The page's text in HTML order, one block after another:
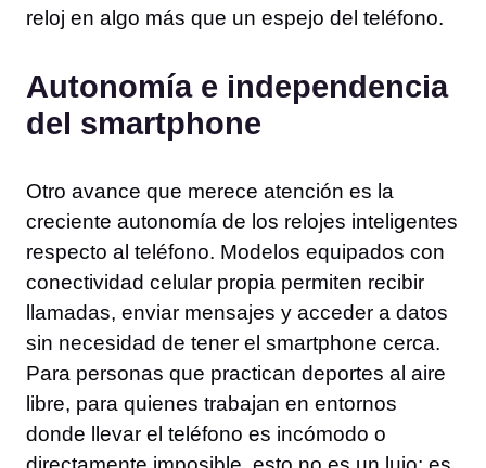
reloj en algo más que un espejo del teléfono.
Autonomía e independencia
del smartphone
Otro avance que merece atención es la
creciente autonomía de los relojes inteligentes
respecto al teléfono. Modelos equipados con
conectividad celular propia permiten recibir
llamadas, enviar mensajes y acceder a datos
sin necesidad de tener el smartphone cerca.
Para personas que practican deportes al aire
libre, para quienes trabajan en entornos
donde llevar el teléfono es incómodo o